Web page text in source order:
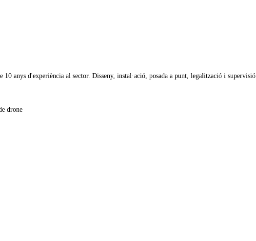
10 anys d'experiència al sector. Disseny, instal·ació, posada a punt, legalització i supervisió
drone